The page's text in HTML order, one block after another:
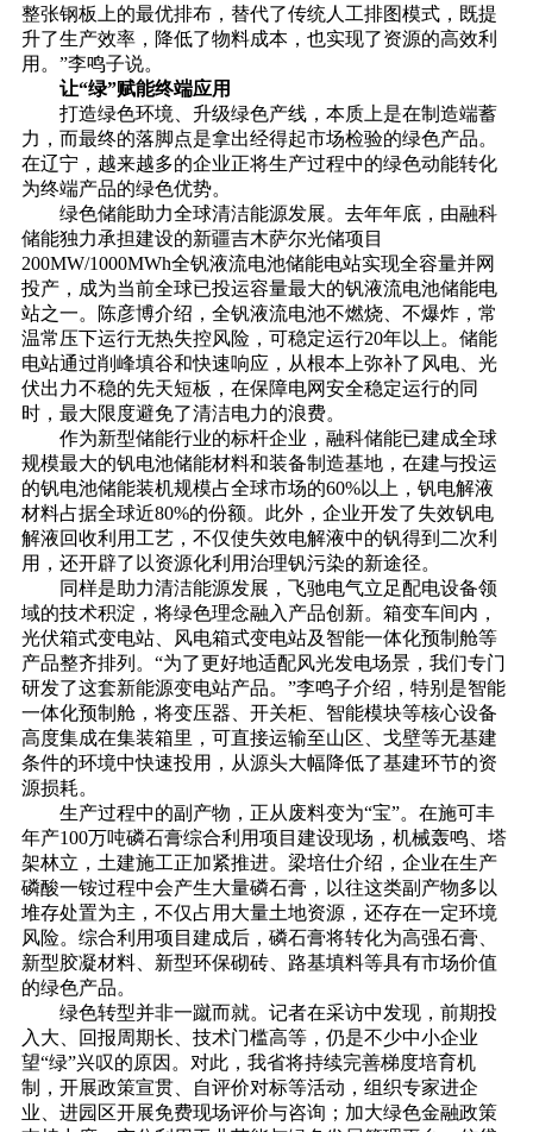
整张钢板上的最优排布，替代了传统人工排图模式，既提
升了生产效率，降低了物料成本，也实现了资源的高效利
用。”李鸣子说。
让“绿”赋能终端应用
打造绿色环境、升级绿色产线，本质上是在制造端蓄
力，而最终的落脚点是拿出经得起市场检验的绿色产品。
在辽宁，越来越多的企业正将生产过程中的绿色动能转化
为终端产品的绿色优势。
绿色储能助力全球清洁能源发展。去年年底，由融科
储能独力承担建设的新疆吉木萨尔光储项目
200MW/1000MWh全钒液流电池储能电站实现全容量并网
投产，成为当前全球已投运容量最大的钒液流电池储能电
站之一。陈彦博介绍，全钒液流电池不燃烧、不爆炸，常
温常压下运行无热失控风险，可稳定运行20年以上。储能
电站通过削峰填谷和快速响应，从根本上弥补了风电、光
伏出力不稳的先天短板，在保障电网安全稳定运行的同
时，最大限度避免了清洁电力的浪费。
作为新型储能行业的标杆企业，融科储能已建成全球
规模最大的钒电池储能材料和装备制造基地，在建与投运
的钒电池储能装机规模占全球市场的60%以上，钒电解液
材料占据全球近80%的份额。此外，企业开发了失效钒电
解液回收利用工艺，不仅使失效电解液中的钒得到二次利
用，还开辟了以资源化利用治理钒污染的新途径。
同样是助力清洁能源发展，飞驰电气立足配电设备领
域的技术积淀，将绿色理念融入产品创新。箱变车间内，
光伏箱式变电站、风电箱式变电站及智能一体化预制舱等
产品整齐排列。“为了更好地适配风光发电场景，我们专门
研发了这套新能源变电站产品。”李鸣子介绍，特别是智能
一体化预制舱，将变压器、开关柜、智能模块等核心设备
高度集成在集装箱里，可直接运输至山区、戈壁等无基建
条件的环境中快速投用，从源头大幅降低了基建环节的资
源损耗。
生产过程中的副产物，正从废料变为“宝”。在施可丰
年产100万吨磷石膏综合利用项目建设现场，机械轰鸣、塔
架林立，土建施工正加紧推进。梁培仕介绍，企业在生产
磷酸一铵过程中会产生大量磷石膏，以往这类副产物多以
堆存处置为主，不仅占用大量土地资源，还存在一定环境
风险。综合利用项目建成后，磷石膏将转化为高强石膏、
新型胶凝材料、新型环保砌砖、路基填料等具有市场价值
的绿色产品。
绿色转型并非一蹴而就。记者在采访中发现，前期投
入大、回报周期长、技术门槛高等，仍是不少中小企业
望“绿”兴叹的原因。对此，我省将持续完善梯度培育机
制，开展政策宣贯、自评价对标等活动，组织专家进企
业、进园区开展免费现场评价与咨询；加大绿色金融政策